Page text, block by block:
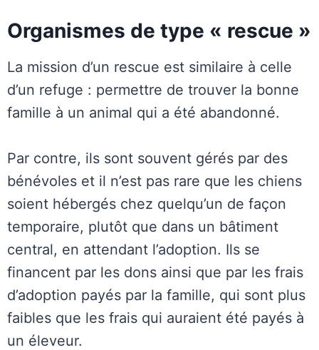
Organismes de type « rescue »
La mission d’un rescue est similaire à celle
d’un refuge : permettre de trouver la bonne
famille à un animal qui a été abandonné.
Par contre, ils sont souvent gérés par des
bénévoles et il n’est pas rare que les chiens
soient hébergés chez quelqu’un de façon
temporaire, plutôt que dans un bâtiment
central, en attendant l’adoption. Ils se
financent par les dons ainsi que par les frais
d’adoption payés par la famille, qui sont plus
faibles que les frais qui auraient été payés à
un éleveur.